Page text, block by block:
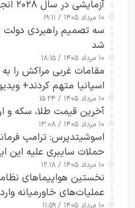
آزمایشی در سال ۲۰۲۸ انجام می‌شود
۱۰ مرداد ۱۴۰۵ / ۱۹:۱۱
سه تصمیم راهبردی دولت
شد
۱۰ مرداد ۱۴۰۵ / ۱۸:۱۵
مقامات غربی مراکش را
اسپانیا متهم کردند+
۱۰ مرداد ۱۴۰۵ / ۱۵:۲۴
آخرین قیمت طلا، سکه و ارز شنبه 10
۱۰ مرداد ۱۴۰۵ / ۱۳:۰۸
اسوشیتدپرس: ترامپ
حملات سایبری علیه این
ارائه نکرد
۱۰ مرداد ۱۴۰۵ / ۱۲:۱۸
نخستین هواپیماهای
عملیات‌های خاورمیانه
۱۰ مرداد ۱۴۰۵ / ۱۱:۵۹